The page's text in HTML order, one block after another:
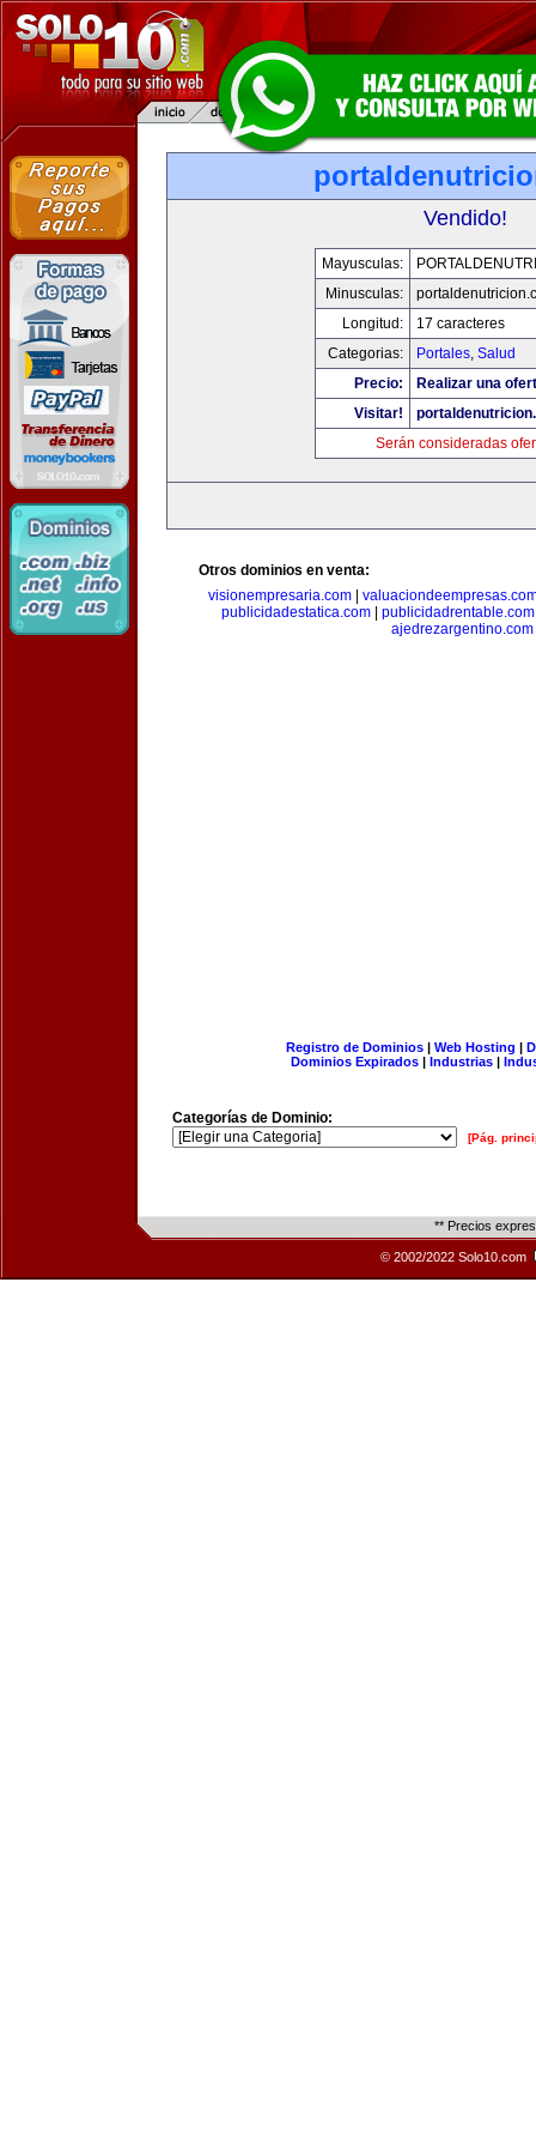
Vendido!
Mayusculas:
Minusculas:
Longitud:
17 caracteres
Categorias:
Portales, Salud
Precio:
Realizar una
Visitar!
Serán consideradas
Otros dominios en venta:
visionempresaria.com
publicidadestatica.com
publicidadrentable.com
ajedrezargentino.com
Registro de Dominios| Web Hosting |
Dominios Expirados | Industrias |
Categorías de Dominio:
[Pág.
** Precios
© 2002/2022 Solo10.com